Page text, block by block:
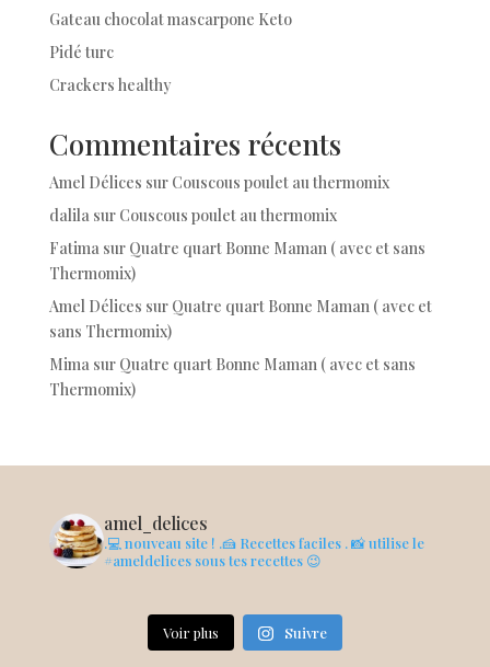
Gateau chocolat mascarpone Keto
Pidé turc
Crackers healthy
Commentaires récents
Amel Délices sur Couscous poulet au thermomix
dalilasur Couscous poulet au thermomix
Fatimasur Quatre quart Bonne Maman ( avec et sans
Thermomix)
Amel Délices sur Quatre quart Bonne Maman ( avec et
sans Thermomix)
Mimasur Quatre quart Bonne Maman ( avec et sans
Thermomix)
amel_delices
.💻 nouveau site ! .🍰 Recettes faciles . 📸 utilise le
#ameldelices sous tes recettes 😉
Voir plus Suivre